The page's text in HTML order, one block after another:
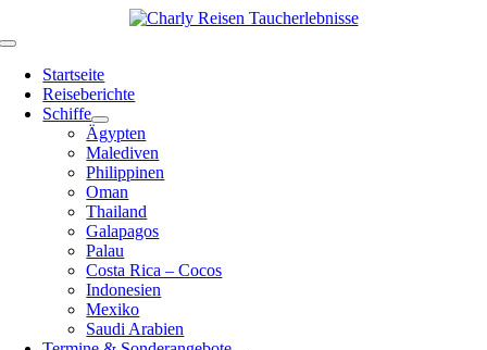
Inhalt
Toggle
NavigationStartseite
Reiseberichte
Schiffe
Ägypten
Malediven
Philippinen
Oman
Thailand
Galapagos
Palau
Costa Rica – Cocos
Indonesien
Mexiko
Saudi Arabien